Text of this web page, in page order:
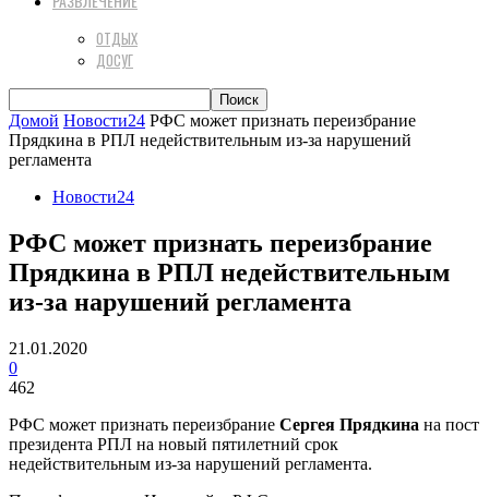
ОТДЫХ
ДОСУГ
Домой Новости24 РФС может признать переизбрание
Прядкина в РПЛ недействительным из-за нарушений
регламента
Новости24
РФС может признать переизбрание
Прядкина в РПЛ недействительным
из-за нарушений регламента
21.01.2020
0
462
РФС может признать переизбрание Сергея Прядкина на пост
президента РПЛ на новый пятилетний срок
недействительным из-за нарушений регламента.